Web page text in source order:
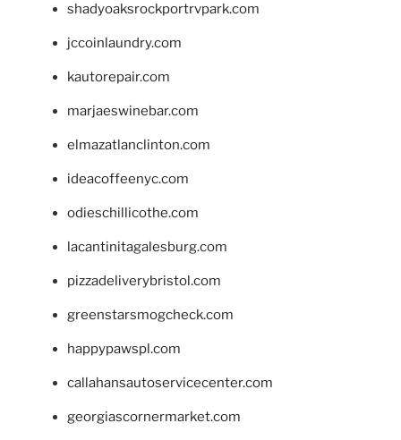
shadyoaksrockportrvpark.com
jccoinlaundry.com
kautorepair.com
marjaeswinebar.com
elmazatlanclinton.com
ideacoffeenyc.com
odieschillicothe.com
lacantinitagalesburg.com
pizzadeliverybristol.com
greenstarsmogcheck.com
happypawspl.com
callahansautoservicecenter.com
georgiascornermarket.com